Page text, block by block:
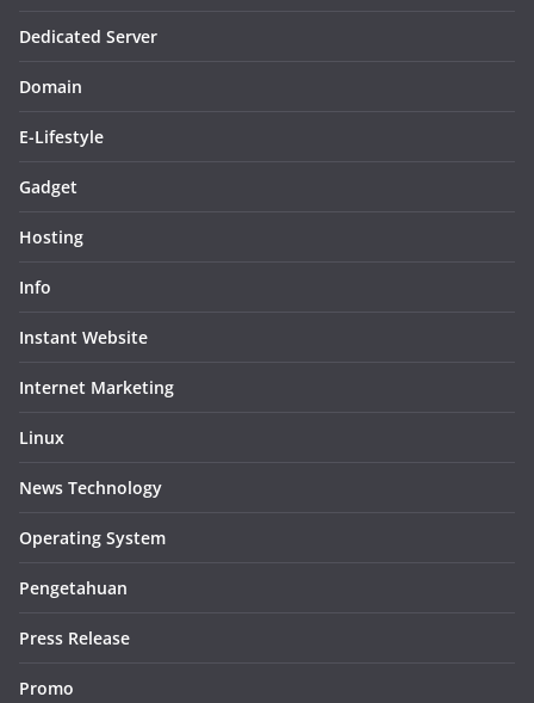
Dedicated Server
Domain
E-Lifestyle
Gadget
Hosting
Info
Instant Website
Internet Marketing
Linux
News Technology
Operating System
Pengetahuan
Press Release
Promo